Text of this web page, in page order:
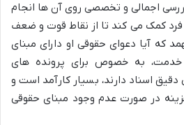
اجمالی و تخصصی روی آن ها انجام
فرد کمک می کند تا از نقاط قوت و ضعف
که آیا دعوای حقوقی او دارای مبنای
خدمت، به خصوص برای پرونده های
دقیق اسناد دارند، بسیار کارآمد است و
در صورت عدم وجود مبنای حقوقی